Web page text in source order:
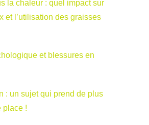
la chaleur : quel impact sur
et l’utilisation des graisses
et blessures en
: un sujet qui prend de plus
place !